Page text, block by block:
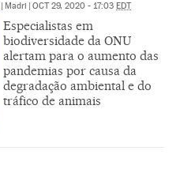
Madri OCT 29, 2020 - 17:03 EDT
Especialistas em
biodiversidade da ONU
alertam para o aumento das
pandemias por causa da
degradação ambiental e do
tráfico de animais